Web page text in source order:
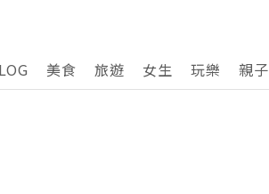
美食 旅遊 女生 玩樂 親子